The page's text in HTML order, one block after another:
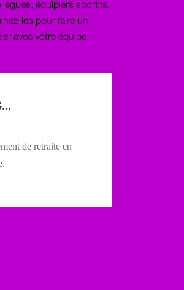
équipiers sportifs,
les pour faire un
avec votre équipe.
de retraite en